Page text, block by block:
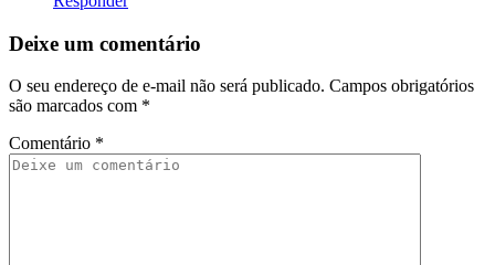
Deixe um comentário
O seu endereço de e-mail não será publicado. Campos obrigatórios
são marcados com *
Comentário *